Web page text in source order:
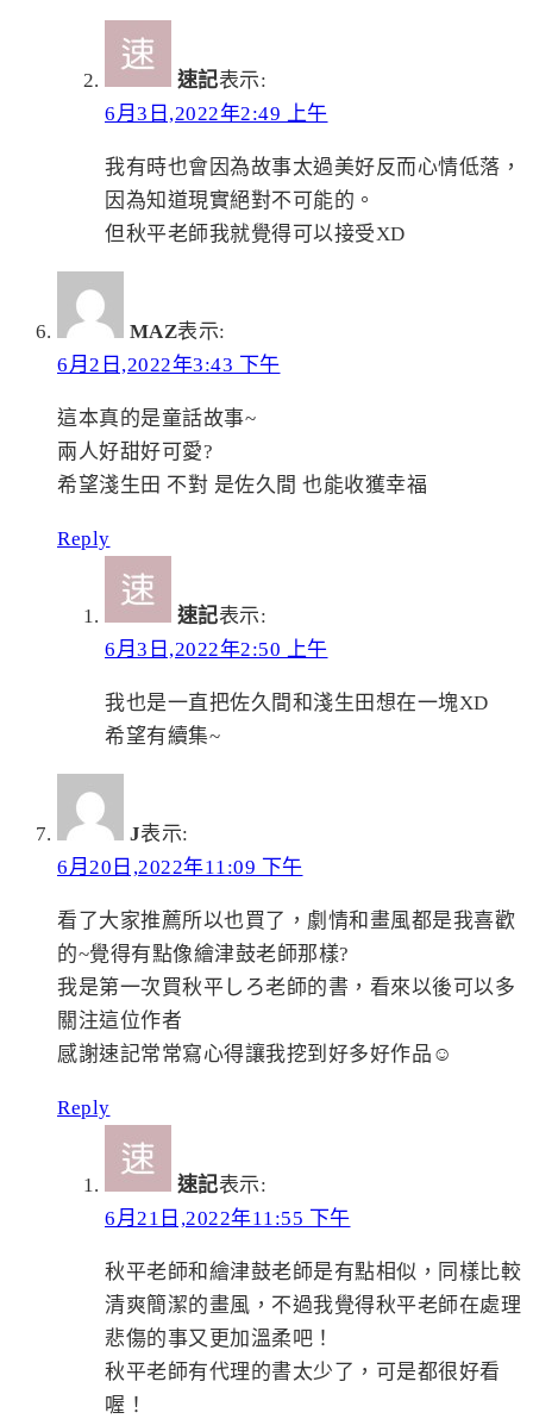
速記表示:
6月3日,2022年2:49 上午
我有時也會因為故事太過美好反而心情低落，
因為知道現實絕對不可能的。
但秋平老師我就覺得可以接受XD
MAZ表示:
6月2日,2022年3:43 下午
這本真的是童話故事~
兩人好甜好可愛?
希望淺生田 不對 是佐久間 也能收獲幸福
Reply
速記表示:
6月3日,2022年2:50 上午
我也是一直把佐久間和淺生田想在一塊XD
希望有續集~
J表示:
6月20日,2022年11:09 下午
看了大家推薦所以也買了，劇情和畫風都是我喜歡
的~覺得有點像繪津鼓老師那樣?
我是第一次買秋平しろ老師的書，看來以後可以多
關注這位作者
感謝速記常常寫心得讓我挖到好多好作品☺
Reply
速記表示:
6月21日,2022年11:55 下午
秋平老師和繪津鼓老師是有點相似，同樣比較
清爽簡潔的畫風，不過我覺得秋平老師在處理
悲傷的事又更加溫柔吧！
秋平老師有代理的書太少了，可是都很好看
喔！